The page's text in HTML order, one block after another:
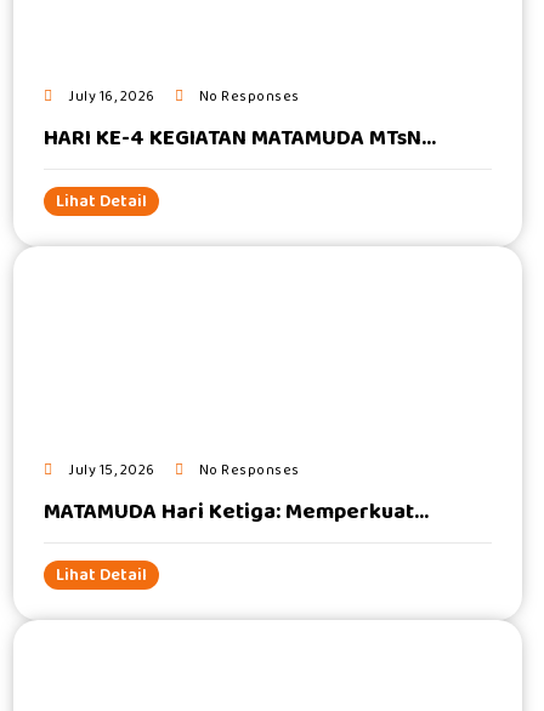
July 16, 2026 No Responses
HARI KE-4 KEGIATAN MATAMUDA MTsN...
Lihat Detail
July 15, 2026 No Responses
MATAMUDA Hari Ketiga: Memperkuat...
Lihat Detail